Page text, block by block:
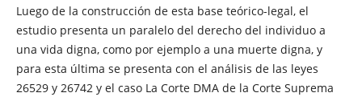
Luego de la construcción de esta base teórico-legal, el
estudio presenta un paralelo del derecho del individuo a
una vida digna, como por ejemplo a una muerte digna, y
para esta última se presenta con el análisis de las leyes
26529 y 26742 y el caso La Corte DMA de la Corte Suprema